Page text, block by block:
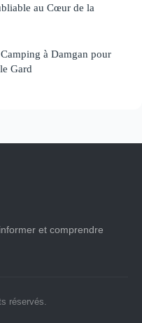
au Cœur de la
à Damgan pour
Gard
et comprendre
réservés.